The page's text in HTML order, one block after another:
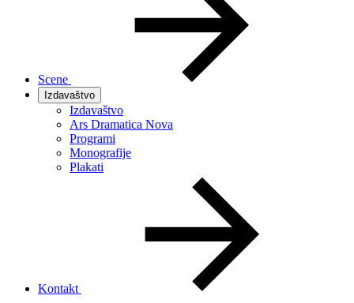
Scene
Izdavaštvo
Izdavaštvo
Ars Dramatica Nova
Programi
Monografije
Plakati
Kontakt